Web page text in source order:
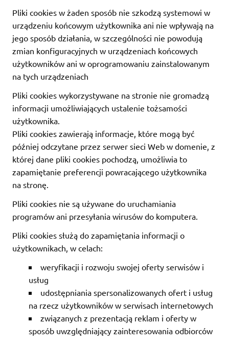
Pliki cookies w żaden sposób nie szkodzą systemowi w
urządzeniu końcowym użytkownika ani nie wpływają na
jego sposób działania, w szczególności nie powodują
zmian konfiguracyjnych w urządzeniach końcowych
użytkowników ani w oprogramowaniu zainstalowanym
na tych urządzeniach
Pliki cookies wykorzystywane na stronie nie gromadzą
informacji umożliwiających ustalenie tożsamości
użytkownika.
Pliki cookies zawierają informacje, które mogą być
później odczytane przez serwer sieci Web w domenie, z
której dane pliki cookies pochodzą, umożliwia to
zapamiętanie preferencji powracającego użytkownika
na stronę.
Pliki cookies nie są używane do uruchamiania
programów ani przesyłania wirusów do komputera.
Pliki cookies służą do zapamiętania informacji o
użytkownikach, w celach:
weryfikacji i rozwoju swojej oferty serwisów i
usług
udostępniania spersonalizowanych ofert i usług
na rzecz użytkowników w serwisach internetowych
związanych z prezentacją reklam i oferty w
sposób uwzględniający zainteresowania odbiorców